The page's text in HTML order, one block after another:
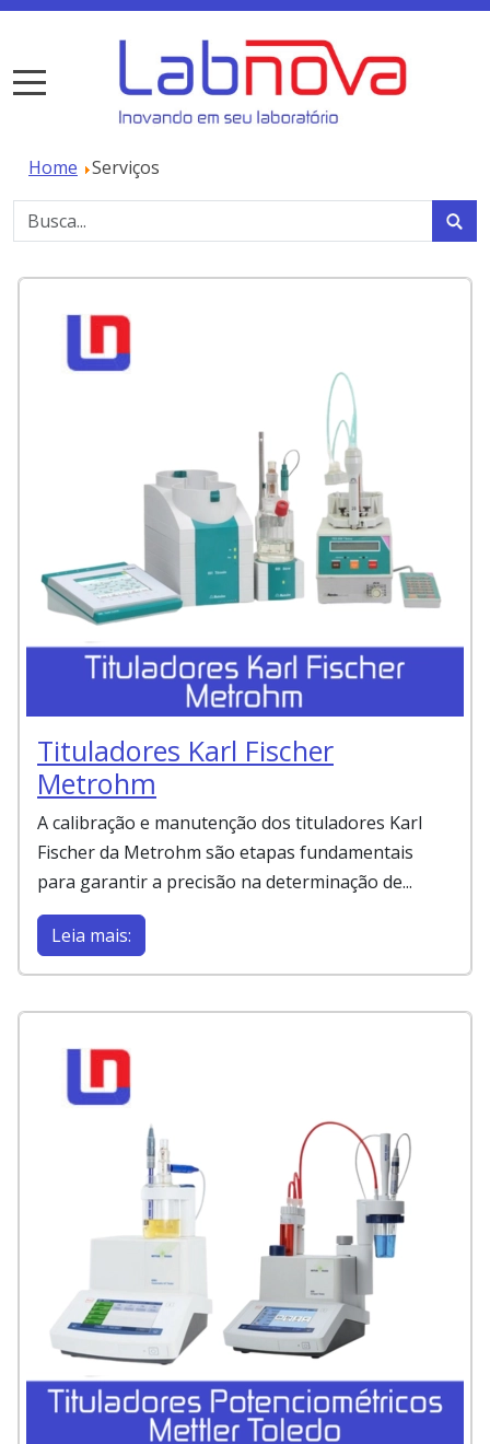
Home Serviços
Tituladores Karl Fischer
Metrohm
A calibração e manutenção dos tituladores Karl
Fischer da Metrohm são etapas fundamentais
para garantir a precisão na determinação de...
Leia mais: